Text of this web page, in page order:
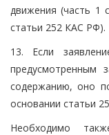
движения (часть 1
статьи 252 КАС РФ).
13. Если
предусмотренным
содержанию, оно
основании статьи
Необходимо